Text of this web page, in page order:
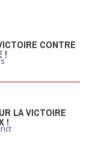
CONTRE
!
LA VICTOIRE
!